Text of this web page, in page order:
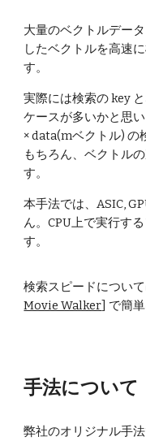
大量のベクトルデー
したベクトルを高速
す。
実際には検索の key
ケースが多いかと思
× data(mベクトル) の
もちろん、ベクトル
す。
本手法では、ASIC,
ん。CPU上で実行す
す。
検索スピードについ
Movie Walker] で簡
手法について
弊社のオリジナル手